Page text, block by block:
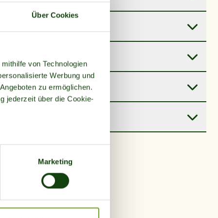
Über Cookies
von Technologien
Werbung und
zu ermöglichen.
jederzeit über die Cookie-
sein können
Präferenzen imAbschnitt
anbieten zu können
Marketing